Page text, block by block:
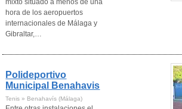
hora de los aeropuertos
internacionales de Málaga y
Gibraltar,…
Polideportivo
Municipal Benahavis
Tenis » Benahavís (Málaga)